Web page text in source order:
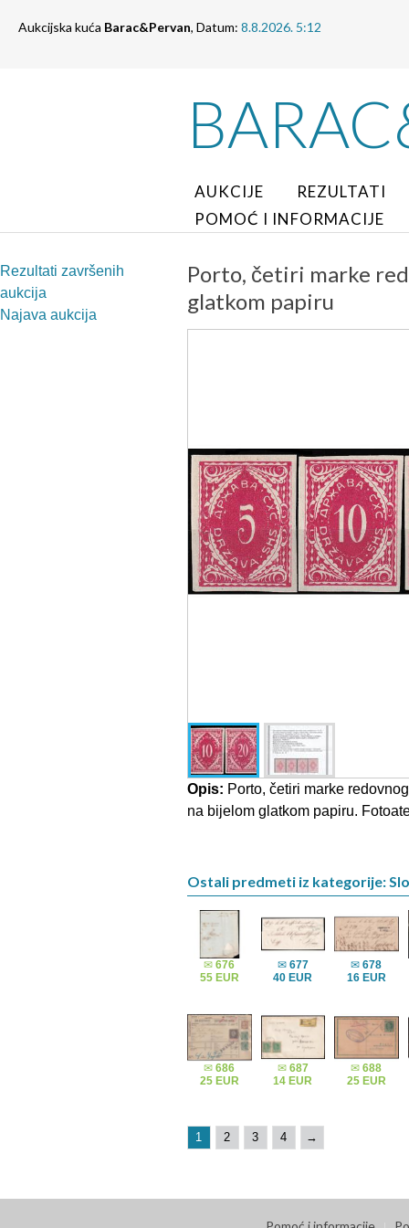
Aukcijska kuća Barac&Pervan, Datum: 8.8.2026. 5:12
AUKCIJE
REZULTATI
POMOĆ I INFORMACIJE
Rezultati završenih
aukcija
Najava aukcija
Porto, četiri marke
glatkom papiru
Opis: Porto, četiri marke
na bijelom glatkom papiru.
Ostali predmeti iz kategorije:
✉676
55 EUR
✉ 677
40 EUR
✉678
16 EUR
✉686
25 EUR
✉ 687
14 EUR
✉688
25 EUR
1 2 3 4 →